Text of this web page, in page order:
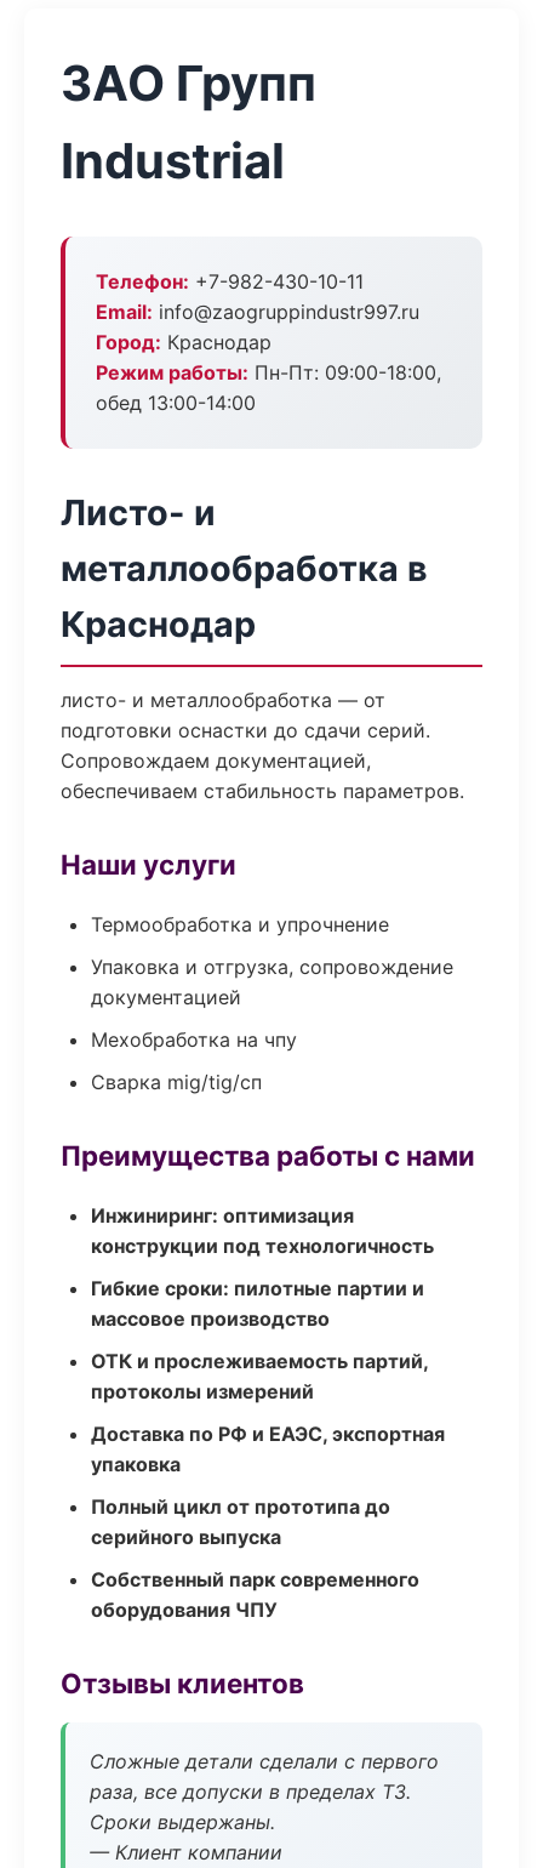
ЗАО Групп
Industrial
Телефон: +7-982-430-10-11
Email: info@zaogruppindustr997.ru
Город: Краснодар
Режим работы: Пн-Пт: 09:00-18:00,
обед 13:00-14:00
Листо- и
металлообработка в
Краснодар
листо- и металлообработка — от
подготовки оснастки до сдачи серий.
Сопровождаем документацией,
обеспечиваем стабильность параметров.
Наши услуги
Термообработка и упрочнение
Упаковка и отгрузка, сопровождение
документацией
Мехобработка на чпу
Сварка mig/tig/сп
Преимущества работы с нами
Инжиниринг: оптимизация
конструкции под технологичность
Гибкие сроки: пилотные партии и
массовое производство
ОТК и прослеживаемость партий,
протоколы измерений
Доставка по РФ и ЕАЭС, экспортная
упаковка
Полный цикл от прототипа до
серийного выпуска
Собственный парк современного
оборудования ЧПУ
Отзывы клиентов
Сложные детали сделали с первого
раза, все допуски в пределах ТЗ.
Сроки выдержаны.
— Клиент компании